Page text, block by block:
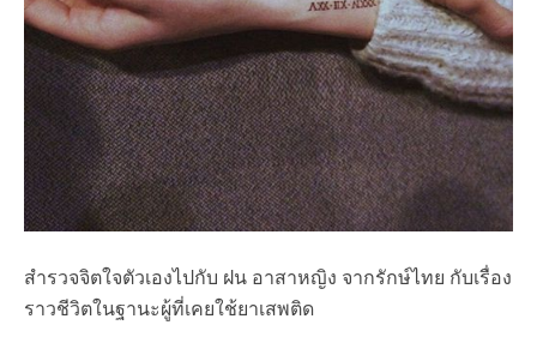
สำรวจจิตใจตัวเองไปกับ ฝน อาสาหญิง จากรักษ์ไทย กับเรื่อง
ราวชีวิตในฐานะผู้ที่เคยใช้ยาเสพติด